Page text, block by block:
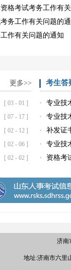
格考试考务工作有
务工作有关问题的
作有关问题的通知
更多>>
[ 03 - 01 ]
[ 07 - 17 ]
[ 02 - 12 ]
[ 02 - 06 ]
[ 02 - 02 ]
考生答
· 专业技
· 专业技
· 补发证
· 专业技
· 资格考
济南
地址:济南市六